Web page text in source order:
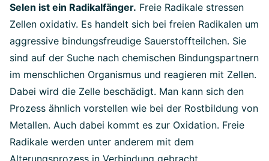
Selen ist ein Radikalfänger. Freie Radikale stressen
Zellen oxidativ. Es handelt sich bei freien Radikalen um
aggressive bindungsfreudige Sauerstoffteilchen. Sie
sind auf der Suche nach chemischen Bindungspartnern
im menschlichen Organismus und reagieren mit Zellen.
Dabei wird die Zelle beschädigt. Man kann sich den
Prozess ähnlich vorstellen wie bei der Rostbildung von
Metallen. Auch dabei kommt es zur Oxidation. Freie
Radikale werden unter anderem mit dem
Alterungsprozess in Verbindung gebracht.